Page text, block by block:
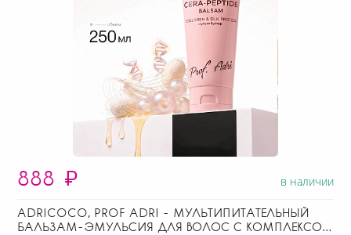
888 ₽ в наличии
ADRICOCO, PROF ADRI - МУЛЬТИПИТАТЕЛЬНЫЙ
БАЛЬЗАМ-ЭМУЛЬСИЯ ДЛЯ ВОЛОС С КОМПЛЕКСОМ